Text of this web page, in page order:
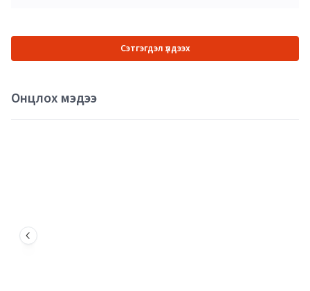
Сэтгэгдэл үлдээх
Онцлох мэдээ